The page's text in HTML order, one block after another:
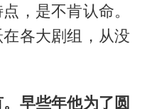
，是不肯认命。
各大剧组，从没
早些年他为了圆